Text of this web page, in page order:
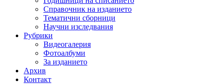
Справочник на изданието
Тематични сборници
Научни изследвания
Рубрики
Видеогалерия
Фотоалбуми
За изданието
Архив
Контакт